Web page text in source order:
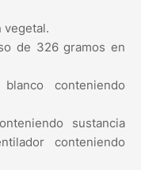
vegetal.
de 326 gramos en
conteniendo
sustancia
conteniendo